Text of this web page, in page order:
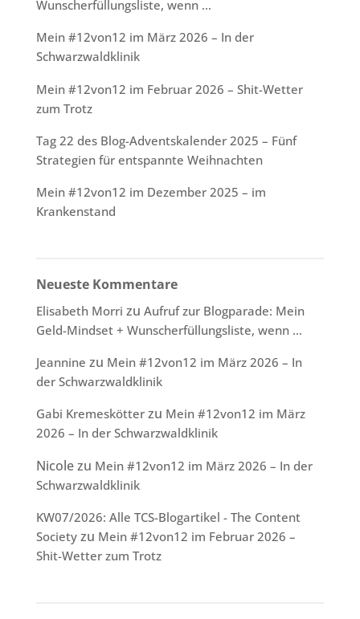
Wunscherfüllungsliste, wenn …
Mein #12von12 im März 2026 – In der
Schwarzwaldklinik
Mein #12von12 im Februar 2026 – Shit-Wetter
zum Trotz
Tag 22 des Blog-Adventskalender 2025 – Fünf
Strategien für entspannte Weihnachten
Mein #12von12 im Dezember 2025 – im
Krankenstand
Neueste Kommentare
Elisabeth Morri zu Aufruf zur Blogparade: Mein
Geld-Mindset + Wunscherfüllungsliste, wenn …
Jeannine zu Mein #12von12 im März 2026 – In
der Schwarzwaldklinik
Gabi Kremeskötterzu Mein #12von12 im März
2026 – In der Schwarzwaldklinik
Nicolezu Mein #12von12 im März 2026 – In der
Schwarzwaldklinik
KW07/2026: Alle TCS-Blogartikel - The Content
Societyzu Mein #12von12 im Februar 2026 –
Shit-Wetter zum Trotz